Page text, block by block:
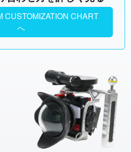
CUSTOMIZATION CHART
へ